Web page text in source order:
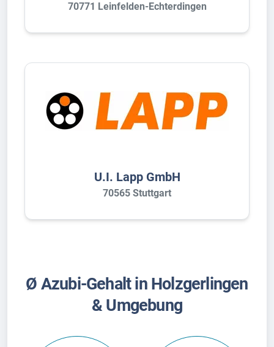
70771 Leinfelden-Echterdingen
U.I. Lapp GmbH
70565 Stuttgart
Ø Azubi-Gehalt in Holzgerlingen
& Umgebung